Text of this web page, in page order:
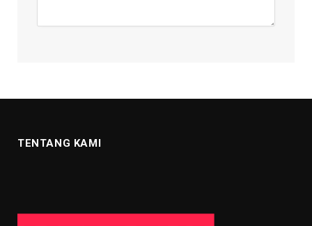
TENTANG KAMI